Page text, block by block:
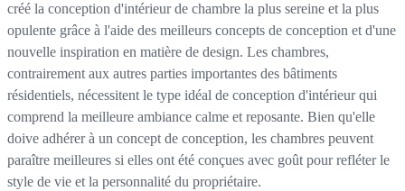
créé la conception d'intérieur de chambre la plus sereine et la plus
opulente grâce à l'aide des meilleurs concepts de conception et d'une
nouvelle inspiration en matière de design. Les chambres,
contrairement aux autres parties importantes des bâtiments
résidentiels, nécessitent le type idéal de conception d'intérieur qui
comprend la meilleure ambiance calme et reposante. Bien qu'elle
doive adhérer à un concept de conception, les chambres peuvent
paraître meilleures si elles ont été conçues avec goût pour refléter le
style de vie et la personnalité du propriétaire.